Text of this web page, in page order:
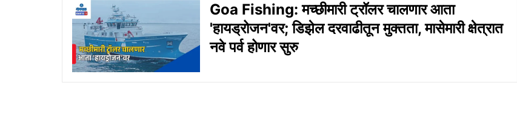
Goa Fishing: मच्छीमारी ट्रॉलर चालणार आता
'हायड्रोजन'वर; डिझेल दरवाढीतून मुक्तता, मासेमारी क्षेत्रात
नवे पर्व होणार सुरु